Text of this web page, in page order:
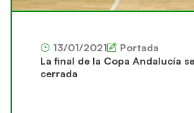
13/01/2021
Portada
La final de la Copa Andalucía
cerrada